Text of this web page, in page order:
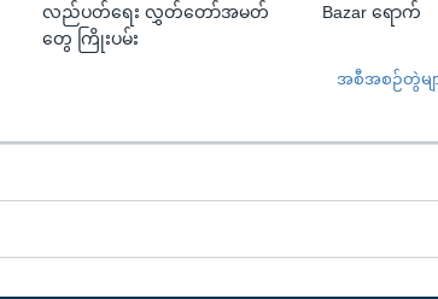
လည်ပတ်ရေး လွှတ်တော်အမတ်
တွေ ကြိုးပမ်း
Bazar ရောက်
အစီအစဉ်တွဲမျ